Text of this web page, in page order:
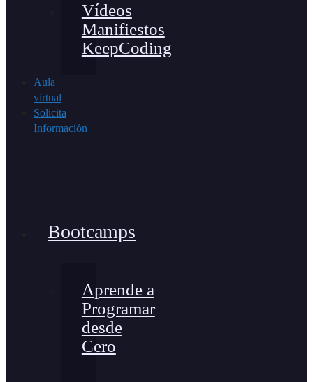
Vídeos
Manifiestos
KeepCoding
Aula
virtual
Solicita
Información
Bootcamps
Aprende a
Programar
desde
Cero